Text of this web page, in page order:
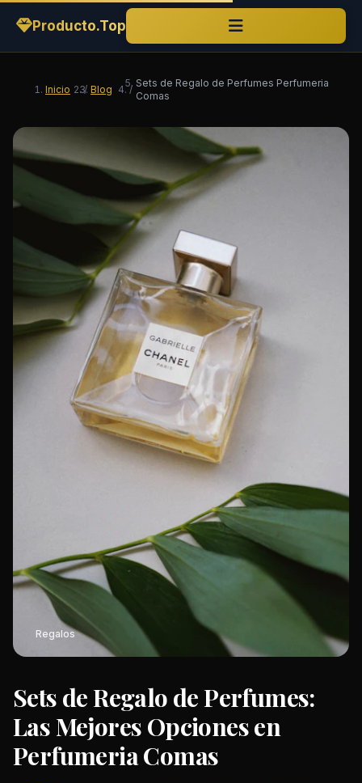
Producto.Top
Inicio / Blog /
Sets de Regalo de Perfumes Perfumeria
Comas
Regalos
Sets de Regalo de Perfumes:
Las Mejores Opciones en
Perfumeria Comas